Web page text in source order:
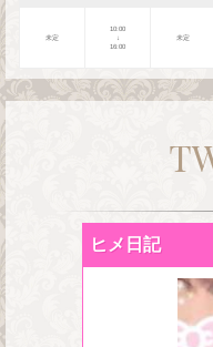
未定
10:00
↓
16:00
未定
ヒメ日記